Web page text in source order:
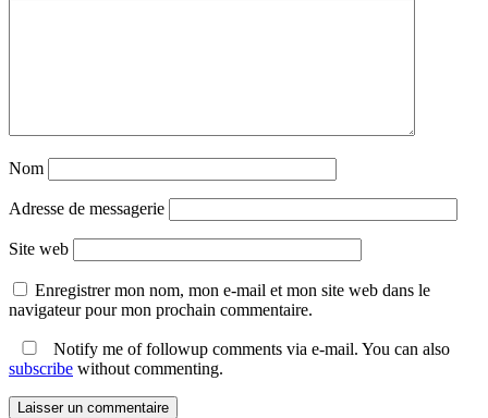
Nom
Adresse de messagerie
Site web
Enregistrer mon nom, mon e-mail et mon site web dans le
navigateur pour mon prochain commentaire.
Notify me of followup comments via e-mail. You can also
subscribe without commenting.